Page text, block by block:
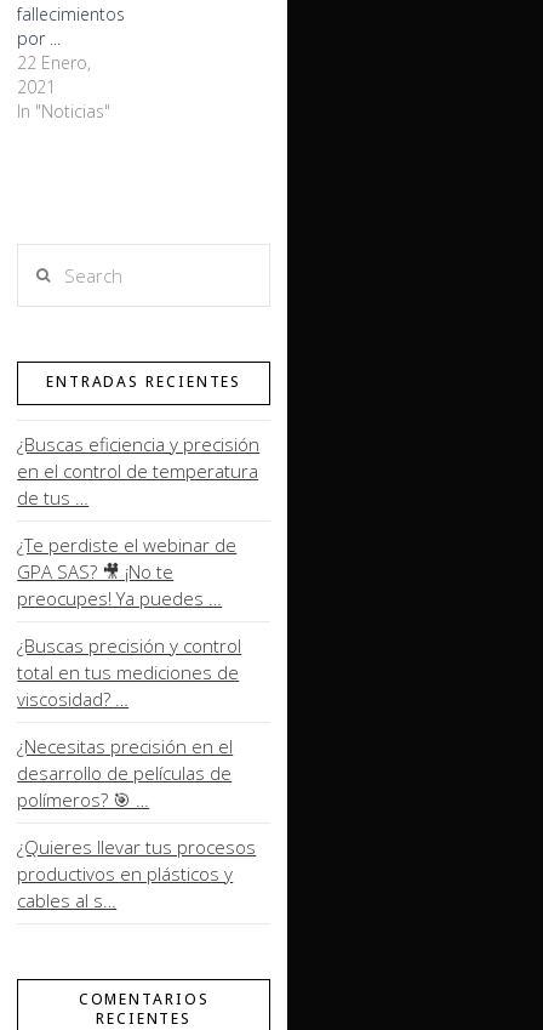
fallecimientos
por ...
22 Enero,
2021
In "Noticias"
ENTRADAS RECIENTES
¿Buscas eficiencia y precisión
en el control de temperatura
de tus …
¿Te perdiste el webinar de
GPA SAS? 🎥 ¡No te
preocupes! Ya puedes …
¿Buscas precisión y control
total en tus mediciones de
viscosidad? …
¿Necesitas precisión en el
desarrollo de películas de
polímeros? 🎯 …
¿Quieres llevar tus procesos
productivos en plásticos y
cables al s…
COMENTARIOS
RECIENTES